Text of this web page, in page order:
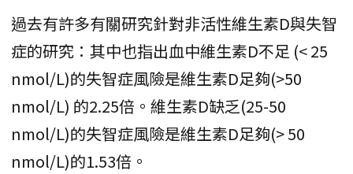
過去有許多有關研究針對非活性維生素D與失智
症的研究：其中也指出血中維生素D不足 (< 25
nmol/L)的失智症風險是維生素D足夠(>50
nmol/L) 的2.25倍。維生素D缺乏(25-50
nmol/L)的失智症風險是維生素D足夠(> 50
nmol/L)的1.53倍。